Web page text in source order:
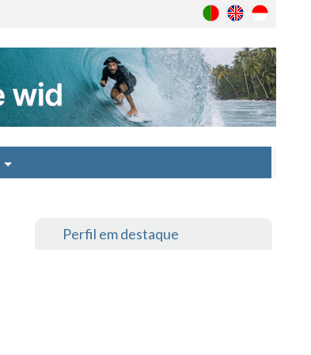
Perfil em destaque